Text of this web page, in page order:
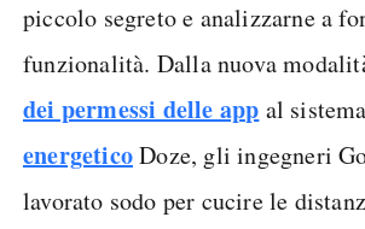
piccolo segreto e analizzarne a
funzionalità. Dalla nuova
dei permessi delle app al
energeticoDoze, gli ingegneri
lavorato sodo per cucire le